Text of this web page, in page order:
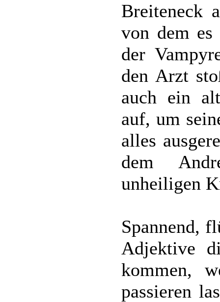
Breiteneck
von dem es
der
den Arzt
auch ein
auf, um
alles
dem
unheiligen
Spannend,
Adjektive
kommen,
passieren